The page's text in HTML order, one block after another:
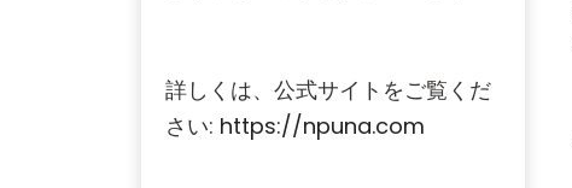
詳しくは、公式サイトをご覧くだ
さい: https://npuna.com